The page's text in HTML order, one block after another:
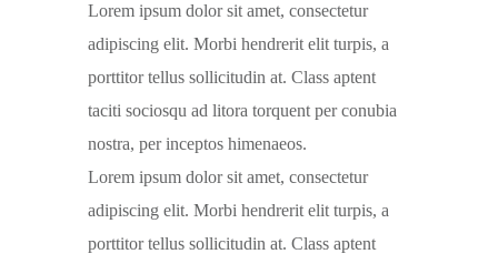
Lorem ipsum dolor sit amet, consectetur
adipiscing elit. Morbi hendrerit elit turpis, a
porttitor tellus sollicitudin at. Class aptent
taciti sociosqu ad litora torquent per conubia
nostra, per inceptos himenaeos.
Lorem ipsum dolor sit amet, consectetur
adipiscing elit. Morbi hendrerit elit turpis, a
porttitor tellus sollicitudin at. Class aptent